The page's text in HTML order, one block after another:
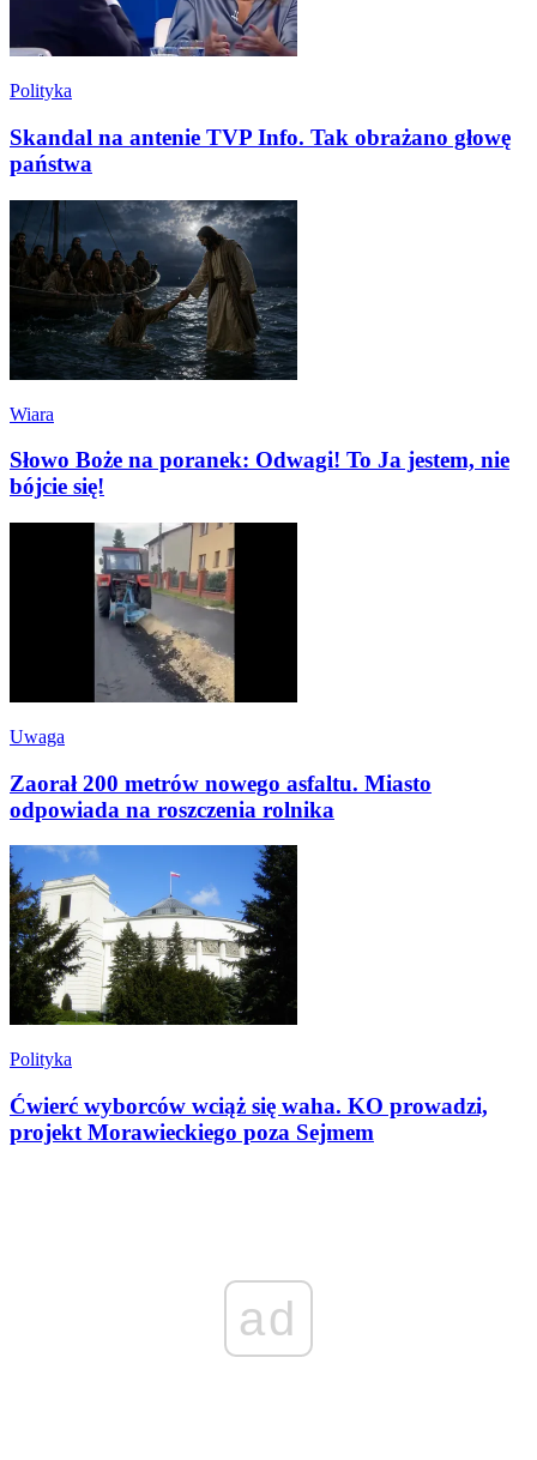
Polityka
Skandal na antenie TVP Info. Tak obrażano głowę
państwa
Wiara
Słowo Boże na poranek: Odwagi! To Ja jestem, nie
bójcie się!
Uwaga
Zaorał 200 metrów nowego asfaltu. Miasto
odpowiada na roszczenia rolnika
Polityka
Ćwierć wyborców wciąż się waha. KO prowadzi,
projekt Morawieckiego poza Sejmem
ad